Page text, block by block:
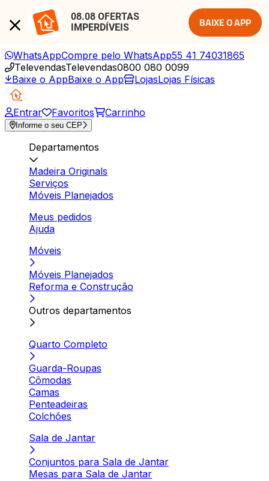
08.08 OFERTAS
IMPERDÍVEIS
BAIXE O APP
WhatsAppCompre pelo WhatsApp55 41 74031865
TelevendasTelevendas0800 080 0099
Baixe o AppBaixe o App LojasLojas Físicas
Entrar Favoritos Carrinho
Informe o seu CEP
Departamentos
Madeira Originals
Serviços
Móveis Planejados
Meus pedidos
Ajuda
Móveis
Móveis Planejados
Reforma e Construção
Outros departamentos
Quarto Completo
Guarda-Roupas
Cômodas
Camas
Penteadeiras
Colchões
Sala de Jantar
Conjuntos para Sala de Jantar
Mesas para Sala de Jantar